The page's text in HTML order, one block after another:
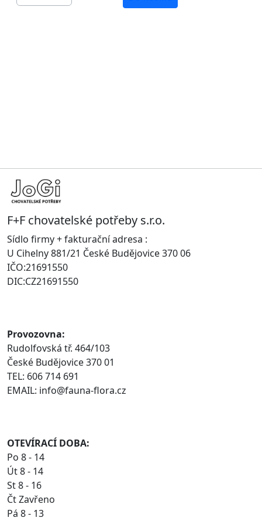
F+F chovatelské potřeby s.r.o.
Sídlo firmy + fakturační adresa :
U Cihelny 881/21 České Budějovice 370 06
IČO:21691550
DIC:CZ21691550
Provozovna:
Rudolfovská tř. 464/103
České Budějovice 370 01
TEL: 606 714 691
EMAIL: info@fauna-flora.cz
OTEVÍRACÍ DOBA:
Po 8 - 14
Út 8 - 14
St 8 - 16
Čt Zavřeno
Pá 8 - 13